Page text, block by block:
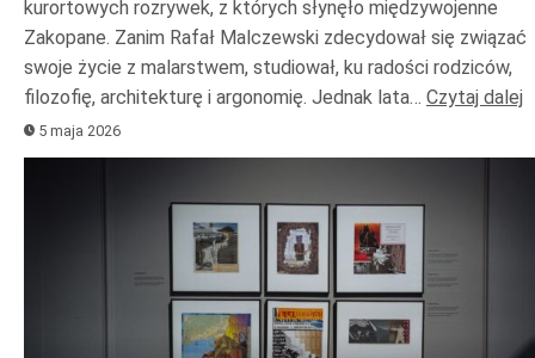
kurortowych rozrywek, z których słynęło międzywojenne
Zakopane. Zanim Rafał Malczewski zdecydował się związać
swoje życie z malarstwem, studiował, ku radości rodziców,
filozofię, architekturę i argonomię. Jednak lata… Czytaj dalej
5 maja 2026